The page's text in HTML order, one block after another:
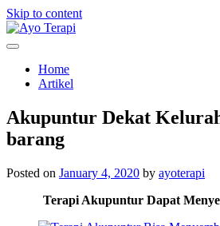
Skip to content
Home
Artikel
Akupuntur Dekat
barang
Posted on January 4, 2020 by ayoterapi
Terapi Akupuntur Dapat